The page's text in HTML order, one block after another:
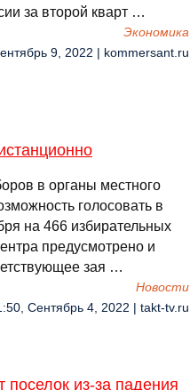
за второй кварт …
Экономика
9, 2022 | kommersant.ru
в органы местного
голосовать в
на 466 избирательных
предусмотрено и
зая …
Новости
Сентябрь 4, 2022 | takt-tv.ru
поселок из-за падения